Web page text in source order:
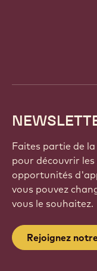
Faites partie de
pour découvrir
opportunités
vous pouvez
vous le souhaitez.
Rejoignez